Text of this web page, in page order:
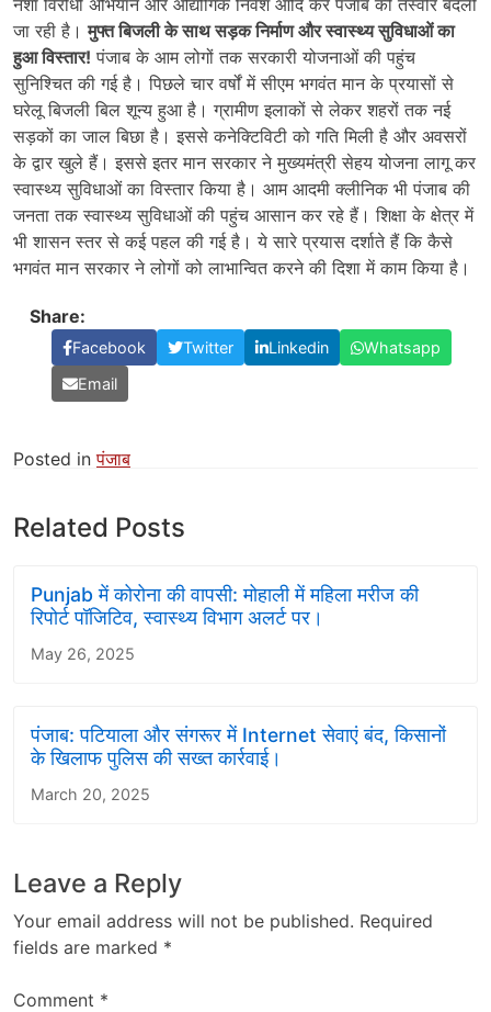
नशा विरोधी अभियान और औद्योगिक निवेश आदि कर पंजाब की तस्वीर बदली
जा रही है।मुफ्त बिजली के साथ सड़क निर्माण और स्वास्थ्य सुविधाओं का
हुआ विस्तार! पंजाब के आम लोगों तक सरकारी योजनाओं की पहुंच
सुनिश्चित की गई है। पिछले चार वर्षों में सीएम भगवंत मान के प्रयासों से
घरेलू बिजली बिल शून्य हुआ है। ग्रामीण इलाकों से लेकर शहरों तक नई
सड़कों का जाल बिछा है। इससे कनेक्टिविटी को गति मिली है और अवसरों
के द्वार खुले हैं। इससे इतर मान सरकार ने मुख्यमंत्री सेहय योजना लागू कर
स्वास्थ्य सुविधाओं का विस्तार किया है। आम आदमी क्लीनिक भी पंजाब की
जनता तक स्वास्थ्य सुविधाओं की पहुंच आसान कर रहे हैं। शिक्षा के क्षेत्र में
भी शासन स्तर से कई पहल की गई है। ये सारे प्रयास दर्शाते हैं कि कैसे
भगवंत मान सरकार ने लोगों को लाभान्वित करने की दिशा में काम किया है।
Share:
Facebook Twitter Linkedin
Whatsapp
Email
Posted inपंजाब
Related Posts
Punjab में कोरोना की वापसी: मोहाली में महिला मरीज की
रिपोर्ट पॉजिटिव, स्वास्थ्य विभाग अलर्ट पर।
May 26, 2025
पंजाब: पटियाला और संगरूर में Internet सेवाएं बंद, किसानों
के खिलाफ पुलिस की सख्त कार्रवाई।
March 20, 2025
Leave a Reply
Your email address will not be published. Required
fields are marked *
Comment *